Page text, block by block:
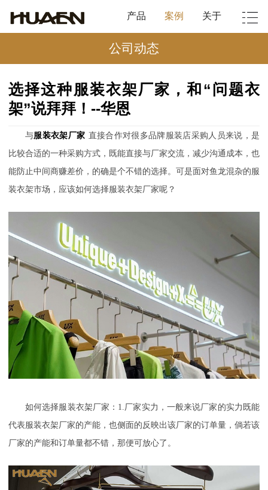
产品 案例 关于
公司动态
选择这种服装衣架厂家，和“问题衣
架”说拜拜！--华恩
与服装衣架厂家 直接合作对很多品牌服装店采购人员来说，是
比较合适的一种采购方式，既能直接与厂家交流，减少沟通成本，也
能防止中间商赚差价，的确是个不错的选择。可是面对鱼龙混杂的服
装衣架市场，应该如何选择服装衣架厂家呢？
如何选择服装衣架厂家： 1. 厂家实力，一般来说厂家的实力既能
代表服装衣架厂家的产能，也侧面的反映出该厂家的订单量，倘若该
厂家的产能和订单量都不错，那便可放心了。